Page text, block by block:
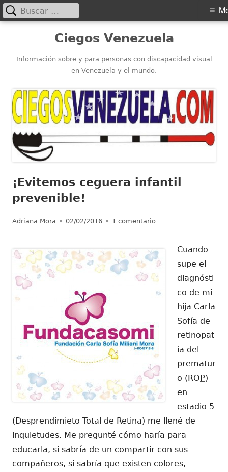
contenido
Ciegos Venezuela
Información sobre y para personas con discapacidad visual
en Venezuela y el mundo.
Menú
principal
Buscar:
¡Evitemos ceguera infantil
prevenible!
Autor
Adriana Mora Publicado
02/02/2016 1 comentarioen ¡Evitemos
Cuando
supe el
diagnósti
co de mi
hija Carla
Sofía de
retinopat
ía del
prematur
o (ROP)
en
estadio 5
(Desprendimieto Total de Retina) me llené de
inquietudes. Me pregunté cómo haría para
educarla, si sabría de un compartir con sus
compañeros, si sabría que existen colores,